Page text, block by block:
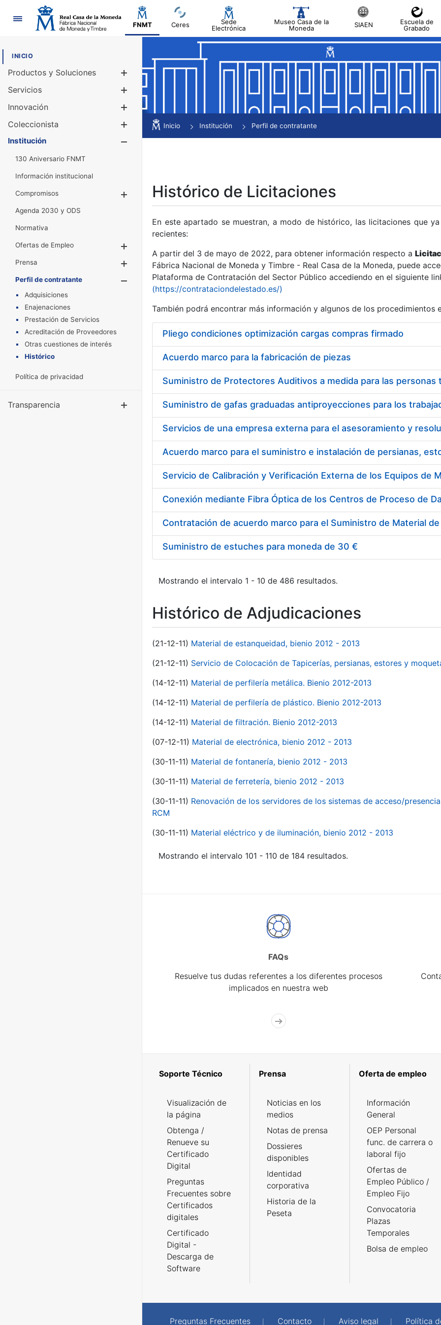
Navegación
FNMT Ceres
Sede
Electrónica
Museo Casa de la
Moneda
SIAEN
Escuela de
Grabado
INICIO
Productos y Soluciones
Mostrar/Ocultar
Servicios
Innovación
Coleccionista
Mostrar/Ocultar
Institución
130 Aniversario FNMT
Información institucional
Compromisos
Mostrar/Ocultar
Agenda 2030 y ODS
Normativa
Ofertas de Empleo
Prensa
Mostrar/Ocultar
Perfil de contratante
Mostrar/Ocultar
Adquisiciones
Enajenaciones
Prestación de Servicios
Acreditación de Proveedores
Otras cuestiones de interés
Histórico
Política de privacidad
Transparencia Mostrar/Ocultar
Inicio Institución Perfil de contratante
Histórico de Licitaciones
En este apartado se muestran, a modo de histórico, las licitaciones que
recientes:
A partir del 3 de mayo de 2022, para obtener información respecto a
Fábrica Nacional de Moneda y Timbre - Real Casa de la Moneda, puede
Plataforma de Contratación del Sector Público accediendo en el siguiente
(https://contrataciondelestado.es/)
También podrá encontrar más información y algunos de los procedimientos
Pliego condiciones optimización cargas compras firmado
Acuerdo marco para la fabricación de piezas
Acuerdo marco para el suministro e instalación de persianas,
Suministro de estuches para moneda de 30 €
Mostrando el intervalo 1 - 10 de 486 resultados.
Histórico de Adjudicaciones
(21-12-11) Material de estanqueidad, bienio 2012 - 2013
(21-12-11) Servicio de Colocación de Tapicerías, persianas, estores y
(14-12-11) Material de perfilería metálica. Bienio 2012-2013
(14-12-11) Material de perfilería de plástico. Bienio 2012-2013
(14-12-11) Material de filtración. Bienio 2012-2013
(07-12-11) Material de electrónica, bienio 2012 - 2013
(30-11-11) Material de fontanería, bienio 2012 - 2013
(30-11-11) Material de ferretería, bienio 2012 - 2013
(30-11-11) Renovación de los servidores de los sistemas de acceso/
RCM
(30-11-11) Material eléctrico y de iluminación, bienio 2012 - 2013
Mostrando el intervalo 101 - 110 de 184 resultados.
FAQs
Resuelve tus dudas referentes a los diferentes procesos
implicados en nuestra web
Soporte Técnico
Visualización de
la página
Obtenga /
Renueve su
Certificado
Digital
Preguntas
Frecuentes sobre
Certificados
digitales
Certificado
Digital -
Descarga de
Software
Prensa
Noticias en los
medios
Notas de prensa
Dossieres
disponibles
Identidad
corporativa
Historia de la
Peseta
Oferta de empleo
Información
General
OEP Personal
func. de carrera o
laboral fijo
Ofertas de
Empleo Público /
Empleo Fijo
Convocatoria
Plazas
Temporales
Bolsa de empleo
Preguntas Frecuentes Contacto Aviso legal Política